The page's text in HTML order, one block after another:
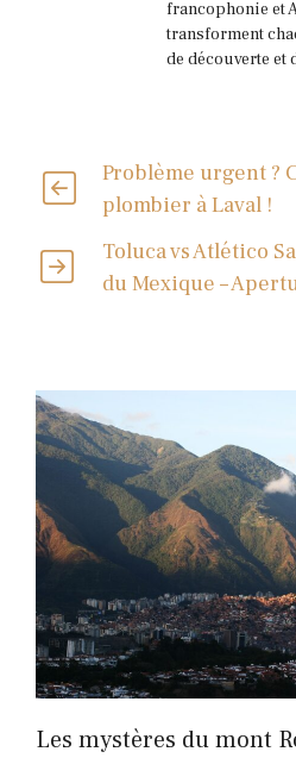
francophonie et
transforment
de découverte et
Problème urgent ?
plombier à Laval !
Toluca vs Atlético
du Mexique –
Les mystères du mont